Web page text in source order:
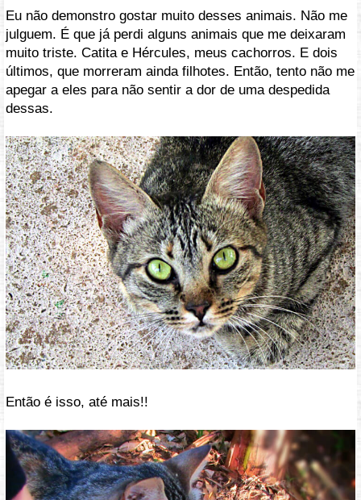
Eu não demonstro gostar muito desses animais. Não me
julguem. É que já perdi alguns animais que me deixaram
muito triste. Catita e Hércules, meus cachorros. E dois
últimos, que morreram ainda filhotes. Então, tento não me
apegar a eles para não sentir a dor de uma despedida
dessas.
Então é isso, até mais!!